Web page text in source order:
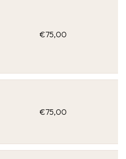
€75,00
€75,00